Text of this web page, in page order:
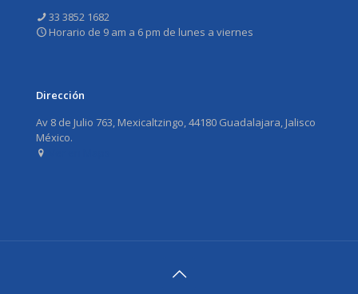
33 3852 1682
Horario de 9 am a 6 pm de lunes a viernes
Dirección
Av 8 de Julio 763, Mexicaltzingo, 44180 Guadalajara, Jalisco
México.